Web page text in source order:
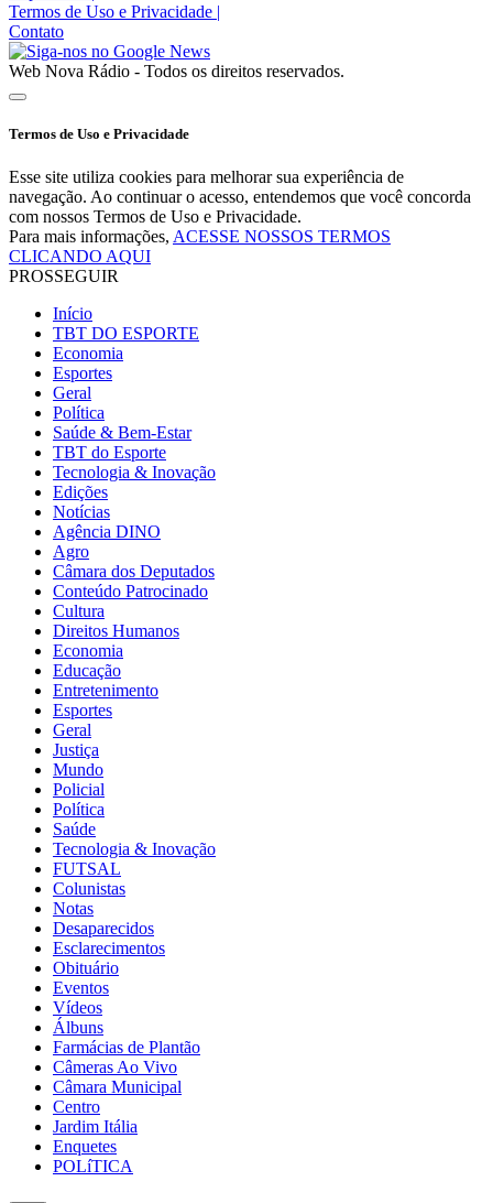
Termos de Uso e Privacidade |
Contato
Web Nova Rádio - Todos os direitos reservados.
Termos de Uso e Privacidade
Esse site utiliza cookies para melhorar sua experiência de
navegação. Ao continuar o acesso, entendemos que você concorda
com nossos Termos de Uso e Privacidade.
Para mais informações, ACESSE NOSSOS TERMOS
CLICANDO AQUI
PROSSEGUIR
Início
TBT DO ESPORTE
Economia
Esportes
Geral
Política
Saúde & Bem-Estar
TBT do Esporte
Tecnologia & Inovação
Edições
Notícias
Agência DINO
Agro
Câmara dos Deputados
Conteúdo Patrocinado
Cultura
Direitos Humanos
Economia
Educação
Entretenimento
Esportes
Geral
Justiça
Mundo
Policial
Política
Saúde
Tecnologia & Inovação
FUTSAL
Colunistas
Notas
Desaparecidos
Esclarecimentos
Obituário
Eventos
Vídeos
Álbuns
Farmácias de Plantão
Câmeras Ao Vivo
Câmara Municipal
Centro
Jardim Itália
Enquetes
POLíTICA